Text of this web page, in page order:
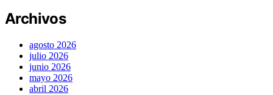
Archivos
agosto 2026
julio 2026
junio 2026
mayo 2026
abril 2026